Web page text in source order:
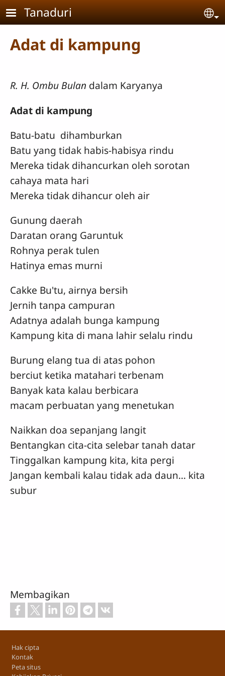
Skip to main content
Tanaduri
Adat di kampung
R. H. Ombu Bulan dalam Karyanya
Adat di kampung
Batu-batu dihamburkan
Batu yang tidak habis-habisya rindu
Mereka tidak dihancurkan oleh sorotan
cahaya mata hari
Mereka tidak dihancur oleh air
Gunung daerah
Daratan orang Garuntuk
Rohnya perak tulen
Hatinya emas murni
Cakke Bu'tu, airnya bersih
Jernih tanpa campuran
Adatnya adalah bunga kampung
Kampung kita di mana lahir selalu rindu
Burung elang tua di atas pohon
berciut ketika matahari terbenam
Banyak kata kalau berbicara
macam perbuatan yang menetukan
Naikkan doa sepanjang langit
Bentangkan cita-cita selebar tanah datar
Tinggalkan kampung kita, kita pergi
Jangan kembali kalau tidak ada daun... kita
subur
Membagikan
Hak cipta
Kontak
Peta situs